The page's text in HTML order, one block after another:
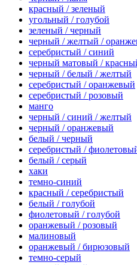
красный / зеленый
угольный / голубой
зеленый / черный
черный / желтый /
серебристый / синий
черный матовый /
черный / белый / желтый
серебристый / оранжевый
серебристый / розовый
манго
черный / синий / желтый
черный / оранжевый
белый / черный
серебристый /
белый / серый
хаки
темно-синий
красный / серебристый
белый / голубой
фиолетовый / голубой
оранжевый / розовый
малиновый
оранжевый / бирюзовый
темно-серый